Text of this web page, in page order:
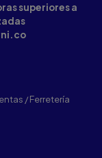
superiores a
/ Ferretería